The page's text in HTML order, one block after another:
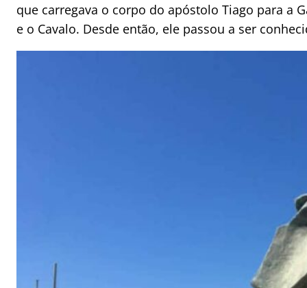
que carregava o corpo do apóstolo Tiago para a
e o Cavalo. Desde então, ele passou a ser